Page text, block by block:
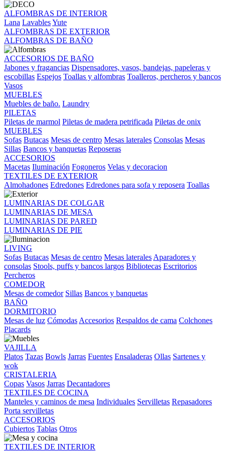
ALFOMBRAS DE INTERIOR
Lana LavablesYute
ALFOMBRAS DE EXTERIOR
ALFOMBRAS DE BAÑO
ACCESORIOS DE BAÑO
Jabones y fragancias Dispensadores, vasos, bandejas, papeleras y
escobillas Espejos Toallas y alfombras Toalleros, percheros y bancos
Vasos
MUEBLES
Muebles de baño. Laundry
PILETAS
Piletas de marmol Piletas de madera petrificada Piletas de onix
MUEBLES
Sofas Butacas Mesas de centro Mesas laterales Consolas Mesas
Sillas Bancos y banquetas Reposeras
ACCESORIOS
Macetas Iluminación Fogoneros Velas y decoracion
TEXTILES DE EXTERIOR
Almohadones Edredones Edredones para sofa y reposera Toallas
LUMINARIAS DE COLGAR
LUMINARIAS DE MESA
LUMINARIAS DE PARED
LUMINARIAS DE PIE
LIVING
Sofas Butacas Mesas de centro Mesas laterales Aparadores y
consolas Stools, puffs y bancos largos Bibliotecas Escritorios
Percheros
COMEDOR
Mesas de comedor Sillas Bancos y banquetas
BAÑO
DORMITORIO
Mesas de luz Cómodas Accesorios Respaldos de cama Colchones
Placards
VAJILLA
Platos Tazas Bowls Jarras Fuentes Ensaladeras Ollas Sartenes y
wok
CRISTALERIA
Copas Vasos Jarras Decantadores
TEXTILES DE COCINA
Manteles y caminos de mesa Individuales Servilletas Repasadores
Porta servilletas
ACCESORIOS
Cubiertos Tablas Otros
TEXTILES DE INTERIOR